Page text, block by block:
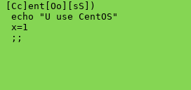
[Cc]ent[Oo][sS])
echo "U use CentOS"
x=1